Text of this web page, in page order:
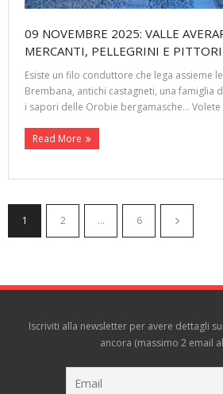
09 NOVEMBRE 2025: VALLE
MERCANTI, PELLEGRINI E PITTORI
Esiste un filo conduttore che lega assieme
Brembana, antichi castagneti, una famiglia
i sapori delle Orobie bergamasche…
Read More
1 2 … 6
Iscriviti alla newsletter per avere dettagli
ancora (massimo 2 email